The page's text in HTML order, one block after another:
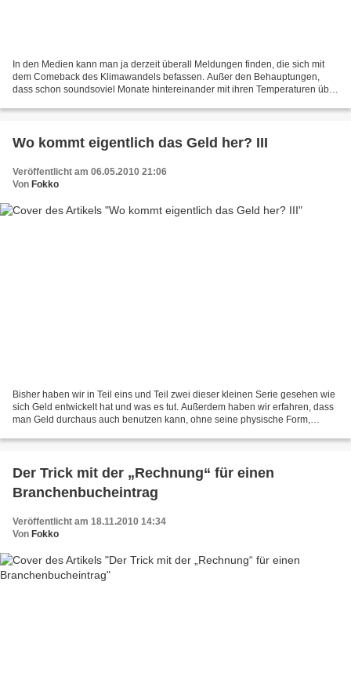
In den Medien kann man ja derzeit überall Meldungen finden, die sich mit
dem Comeback des Klimawandels befassen. Außer den Behauptungen,
dass schon soundsoviel Monate hintereinander mit ihren Temperaturen über
Wo kommt eigentlich das Geld her? III
Veröffentlicht am 06.05.2010 21:06
Von Fokko
Bisher haben wir in Teil eins und Teil zwei dieser kleinen Serie gesehen wie
sich Geld entwickelt hat und was es tut. Außerdem haben wir erfahren, dass
man Geld durchaus auch benutzen kann, ohne seine physische Form,
Der Trick mit der „Rechnung“ für einen
Branchenbucheintrag
Veröffentlicht am 18.11.2010 14:34
Von Fokko